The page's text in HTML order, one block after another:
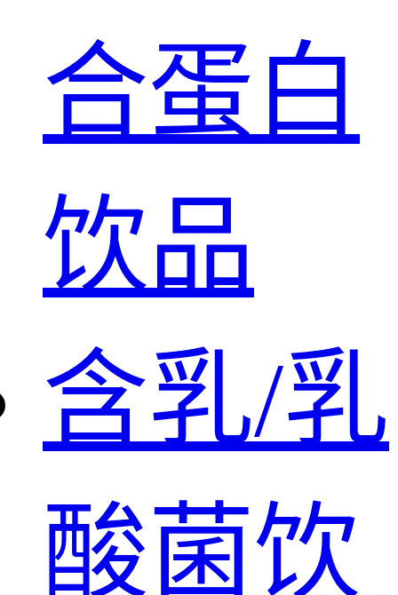
合蛋白
饮品
含乳/乳
酸菌饮